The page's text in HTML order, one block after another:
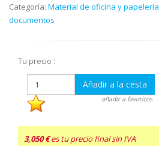
Categoría: Material de oficina y papelería
documentos
Tu precio :
Añadir a la cesta
añadir a favoritos
3,050 € es tu precio final sin IVA